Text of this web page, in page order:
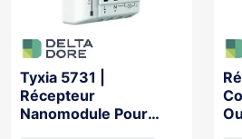
Tyxia 5731 |
Récepteur
Nanomodule Pour